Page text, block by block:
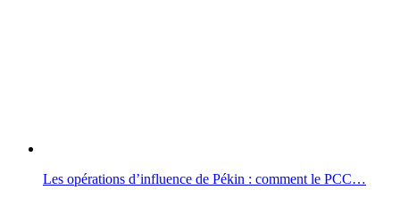
Les opérations d’influence de Pékin : comment le PCC…